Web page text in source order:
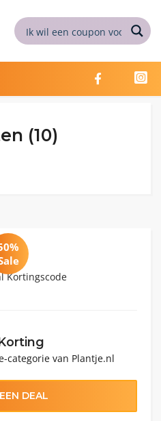
(10)
categorie van Plantje.nl
DEAL